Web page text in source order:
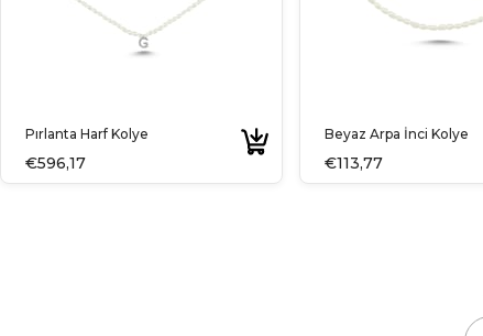
Pırlanta Harf Kolye
€596,17
Beyaz Arpa İnci Kolye
€113,77